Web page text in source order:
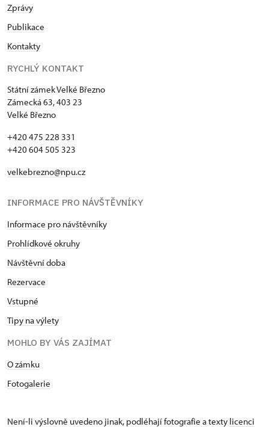
Zprávy
Publikace
Kontakty
RYCHLÝ KONTAKT
Státní zámek Velké Březno
Zámecká 63, 403 23
Velké Březno
+420 475 228 331
+420 604 505 323
velkebrezno@npu.cz
INFORMACE PRO NÁVŠTĚVNÍKY
Informace pro návštěvníky
Prohlídkové okruhy
Návštěvní doba
Rezervace
Vstupné
Tipy na výlety
MOHLO BY VÁS ZAJÍMAT
O zámku
Fotogalerie
Není-li výslovně uvedeno jinak, podléhají fotografie a texty licenci